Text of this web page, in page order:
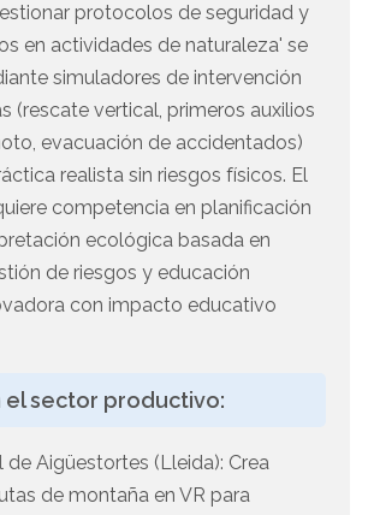
protocolos de seguridad y
en actividades de naturaleza' se
simuladores de intervención
(rescate vertical, primeros auxilios
evacuación de accidentados)
realista sin riesgos físicos. El
competencia en planificación
ecológica basada en
de riesgos y educación
con impacto educativo
el sector productivo:
de Aigüestortes (Lleida): Crea
de montaña en VR para